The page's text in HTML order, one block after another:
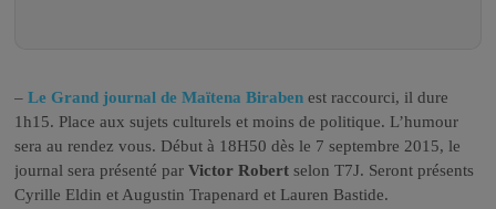
–Le Grand journal de Maïtena Birabenest raccourci, il dure
1h15. Place aux sujets culturels et moins de politique. L’humour
sera au rendez vous. Début à 18H50 dès le 7 septembre 2015, le
journal sera présenté parVictor Robert selon T7J. Seront présents
Cyrille Eldin et Augustin Trapenard et Lauren Bastide.